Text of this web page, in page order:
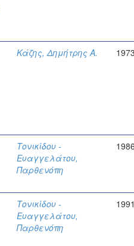
Κάζης, Δημήτρης Α.
Τονικίδου -
Ευαγγελάτου,
Παρθενόπη
Τονικίδου -
Ευαγγελάτου,
Παρθενόπη